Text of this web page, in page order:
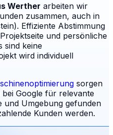
Werther arbeiten wir
zusammen, auch in
Effiziente Abstimmung
und persönliche
sind keine
wird individuell
sorgen
Google für relevante
und Umgebung gefunden
Kunden werden.